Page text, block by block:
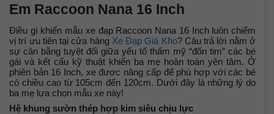
Tăng tốc trước (Gạt
N/A
Tăng tốc sau (Gạt líp) N/A
Đùi đĩa Hợp Kim Thép, Bạc đạn
Dĩa
Em Raccoon Nana 16 Inch
Điều gì khiến mẫu xe đạp Raccoon Nana 16 Inch luôn chiếm
vị trí ưu tiên tại cửa hàng Xe Đạp Giá Kho? Câu trả lời nằm ở
sự cân bằng tuyệt đối giữa yếu tố thẩm mỹ “đốn tim” các bé
gái và kết cấu kỹ thuật khiến ba mẹ hoàn toàn yên tâm. Ở
phiên bản 16 Inch, xe được nâng cấp để phù hợp với các bé
có chiều cao từ 105cm đến 120cm. Dưới đây là những lý do
ba mẹ lựa chọn mẫu xe này!
Hệ khung sườn thép hợp kim siêu chịu lực